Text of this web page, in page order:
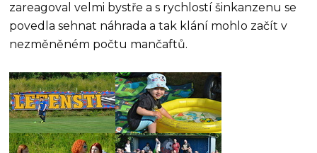
zareagoval velmi bystře a s rychlostí šinkanzenu se
povedla sehnat náhrada a tak klání mohlo začít v
nezměněném počtu mančaftů.